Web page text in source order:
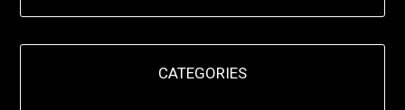
CATEGORIES